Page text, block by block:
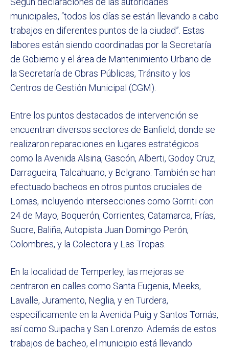
municipales, “todos los días se están llevando a cabo
trabajos en diferentes puntos de la ciudad”. Estas
labores están siendo coordinadas por la Secretaría
de Gobierno y el área de Mantenimiento Urbano de
la Secretaría de Obras Públicas, Tránsito y los
Centros de Gestión Municipal (CGM).
Entre los puntos destacados de intervención se
encuentran diversos sectores de Banfield, donde se
realizaron reparaciones en lugares estratégicos
como la Avenida Alsina, Gascón, Alberti, Godoy Cruz,
Darragueira, Talcahuano, y Belgrano. También se han
efectuado bacheos en otros puntos cruciales de
Lomas, incluyendo intersecciones como Gorriti con
24 de Mayo, Boquerón, Corrientes, Catamarca, Frías,
Sucre, Baliña, Autopista Juan Domingo Perón,
Colombres, y la Colectora y Las Tropas.
En la localidad de Temperley, las mejoras se
centraron en calles como Santa Eugenia, Meeks,
Lavalle, Juramento, Neglia, y en Turdera,
específicamente en la Avenida Puig y Santos Tomás,
así como Suipacha y San Lorenzo. Además de estos
trabajos de bacheo, el municipio está llevando